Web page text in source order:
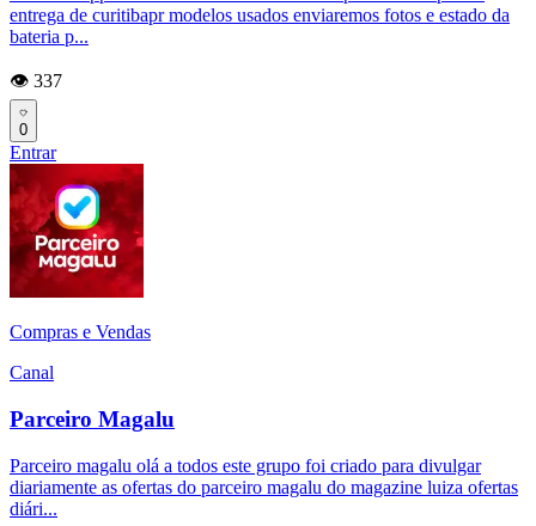
entrega de curitibapr modelos usados enviaremos fotos e estado da
bateria p...
👁️ 337
0
Entrar
Compras e Vendas
Canal
Parceiro Magalu
Parceiro magalu olá a todos este grupo foi criado para divulgar
diariamente as ofertas do parceiro magalu do magazine luiza ofertas
diári...